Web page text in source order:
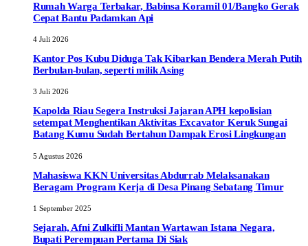
Rumah Warga Terbakar, Babinsa Koramil 01/Bangko Gerak
Cepat Bantu Padamkan Api
4 Juli 2026
Kantor Pos Kubu Diduga Tak Kibarkan Bendera Merah Putih
Berbulan-bulan, seperti milik Asing
3 Juli 2026
Kapolda Riau Segera Instruksi Jajaran APH kepolisian
setempat Menghentikan Aktivitas Excavator Keruk Sungai
Batang Kumu Sudah Bertahun Dampak Erosi Lingkungan
5 Agustus 2026
Mahasiswa KKN Universitas Abdurrab Melaksanakan
Beragam Program Kerja di Desa Pinang Sebatang Timur
1 September 2025
Sejarah, Afni Zulkifli Mantan Wartawan Istana Negara,
Bupati Perempuan Pertama Di Siak